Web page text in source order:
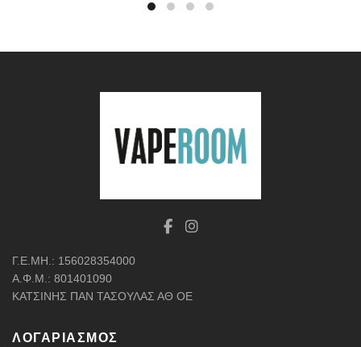
Γ.Ε.ΜΗ.: 156028354000
Α.Φ.Μ.: 801401090
ΚΑΤΣΙΝΗΣ ΠΑΝ ΤΑΣΟΥΛΑΣ ΑΘ ΟΕ
ΛΟΓΑΡΙΑΣΜΌΣ